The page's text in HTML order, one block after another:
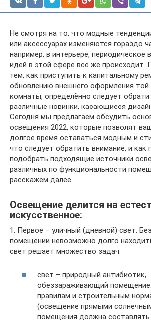
Не смотря на то, что модные
или аксессуарах изменяются гораздо
например, в интерьере, периодическое
идей в этой сфере всё же происходит.
тем, как приступить к капитальному
обновлению внешнего оформления той
комнаты, определённо следует
различные новинки, касающиеся
Сегодня мы предлагаем обсудить
освещения 2022, которые позволят
долгое время оставаться модным и
что следует обратить внимание, и как
подобрать подходящие источники
различных по функциональности
расскажем далее.
Освещение делится на
искусственное:
1. Первое – уличный (дневной) свет.
помещении невозможно долго
свет решает множество задач.
свет – природный антибиотик,
обеззараживающий
правилам и строительным
(освещение прямыми
помещения должна составлять